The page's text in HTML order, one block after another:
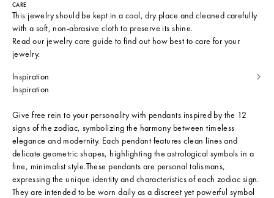
CARE
This jewelry should be kept in a cool, dry place and cleaned carefully
with a soft, non-abrasive cloth to preserve its shine.
Read our jewelry care guide to find out how best to care for your
jewelry.
Inspiration
Inspiration
Give free rein to your personality with pendants inspired by the 12
signs of the zodiac, symbolizing the harmony between timeless
elegance and modernity. Each pendant features clean lines and
delicate geometric shapes, highlighting the astrological symbols in a
fine, minimalist style.These pendants are personal talismans,
expressing the unique identity and characteristics of each zodiac sign.
They are intended to be worn daily as a discreet yet powerful symbol